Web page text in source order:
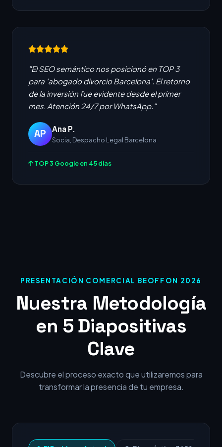
"El SEO semántico nos posicionó en TOP 3
para 'abogado divorcio Barcelona'. El retorno
de la inversión fue evidente desde el primer
mes. Atención 24/7 por WhatsApp."
AP Ana P.
Socia, Despacho Legal Barcelona
TOP 3 Google en 45 días
PRESENTACIÓN COMERCIAL BEOFFON 2026
Nuestra Metodología
en 5 Diapositivas
Clave
Descubre el proceso exacto que utilizaremos para
transformar la presencia de tu empresa.